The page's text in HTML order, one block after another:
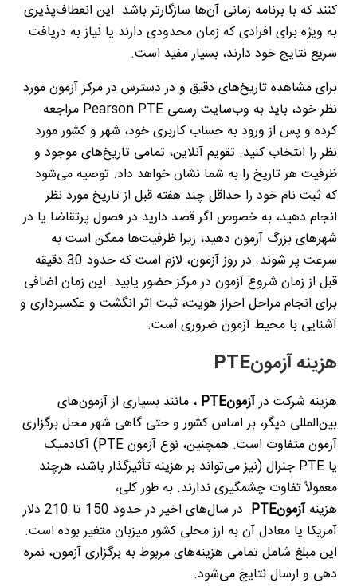
کنند که با برنامه زمانی آن‌ها سازگارتر باشد. این انعطاف‌پذیری
به ویژه برای افرادی که زمان محدودی دارند یا نیاز به دریافت
سریع نتایج خود دارند، بسیار مفید است.
برای مشاهده تاریخ‌های دقیق و در دسترس در مرکز آزمون مورد
نظر خود، باید به وب‌سایت رسمی Pearson PTE مراجعه
کرده و پس از ورود به حساب کاربری خود، شهر و کشور مورد
نظر را انتخاب کنید. تقویم آنلاین، تمامی تاریخ‌های موجود و
ظرفیت هر تاریخ را به شما نشان خواهد داد. توصیه می‌شود
که ثبت نام خود را حداقل چند هفته قبل از تاریخ مورد نظر
انجام دهید، به خصوص اگر قصد دارید در فصول پرتقاضا یا در
شهرهای بزرگ آزمون دهید، زیرا ظرفیت‌ها ممکن است به
سرعت پر شوند. در روز آزمون، لازم است که حدود 30 دقیقه
قبل از زمان شروع آزمون در مرکز حضور یابید. این زمان اضافی
برای انجام مراحل احراز هویت، ثبت اثر انگشت و عکسبرداری و
آشنایی با محیط آزمون ضروری است.
هزینه آزمونPTE
هزینه شرکت درآزمونPTE ، مانند بسیاری از آزمون‌های
بین‌المللی دیگر، بر اساس کشور و حتی گاهی شهر محل برگزاری
آزمون متفاوت است. همچنین، نوع آزمون(PTEآکادمیک
یا PTE جنرال)نیز می‌تواند بر هزینه تأثیرگذار باشد، هرچند
معمولاً تفاوت چشمگیری ندارند. به طور کلی،
هزینهآزمونPTE
در سال‌های اخیر در حدود 150 تا 210 دلار
آمریکا یا معادل آن به ارز محلی کشور میزبان متغیر بوده است.
این مبلغ شامل تمامی هزینه‌های مربوط به برگزاری آزمون، نمره
دهی و ارسال نتایج می‌شود.